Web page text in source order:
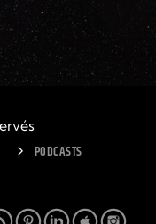
PODCASTS